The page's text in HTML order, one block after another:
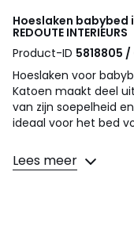
Hoeslaken babybed
REDOUTE INTERIEURS
Product-ID 5818805 /
Hoeslaken voor
Katoen maakt deel
van zijn soepelheid
ideaal voor het bed
Een schitterend
hartenlust te
Lees meer